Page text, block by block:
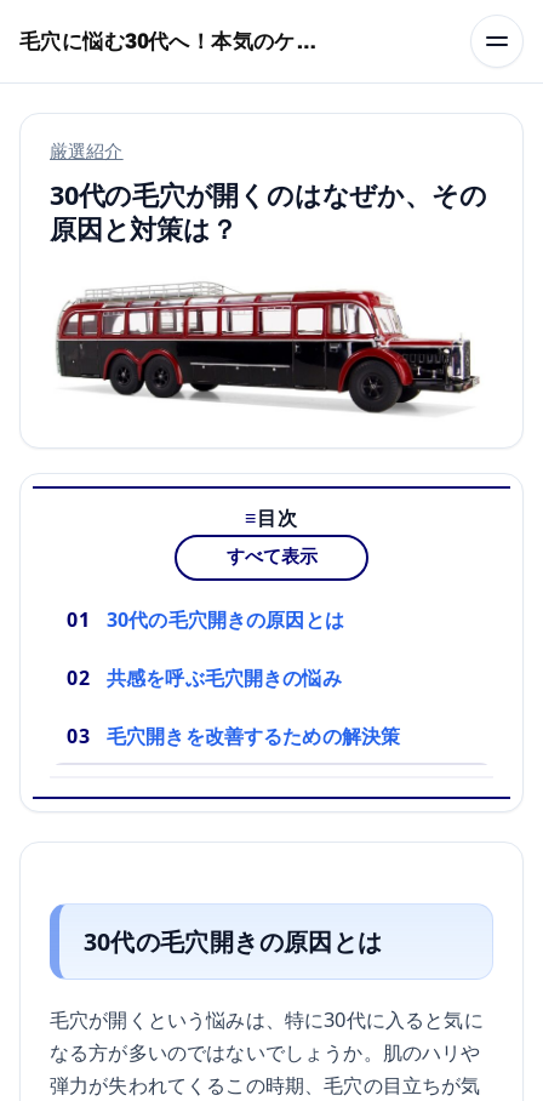
毛穴に悩む30代へ！本気のケア術特集
厳選紹介
30代の毛穴が開くのはなぜか、その
原因と対策は？
目次
すべて表示
30代の毛穴開きの原因とは
共感を呼ぶ毛穴開きの悩み
毛穴開きを改善するための解決策
30代の毛穴開きの原因とは
毛穴が開くという悩みは、特に30代に入ると気に
なる方が多いのではないでしょうか。肌のハリや
弾力が失われてくるこの時期、毛穴の目立ちが気